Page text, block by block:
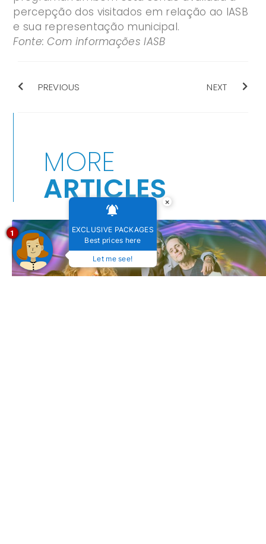
percepção dos visitados em relação ao IASB
e sua representação municipal.
Fonte: Com informações IASB
PREVIOUS NEXT
MORE
ARTICLES×
EXCLUSIVE PACKAGES
Best prices here
Let me see!
1